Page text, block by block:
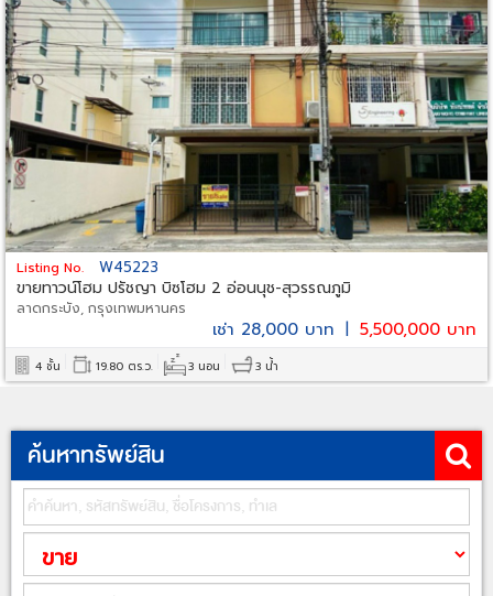
Listing No. W45223
ขายทาวน์โฮม ปรัชญา บิซโฮม 2 อ่อนนุช-สุวรรณภูมิ
ลาดกระบัง, กรุงเทพมหานคร
5,500,000 บาท
|
เช่า 28,000 บาท
4 ชั้น 19.80 ตร.ว. 3 นอน 3 น้ำ
ค้นหาทรัพย์สิน